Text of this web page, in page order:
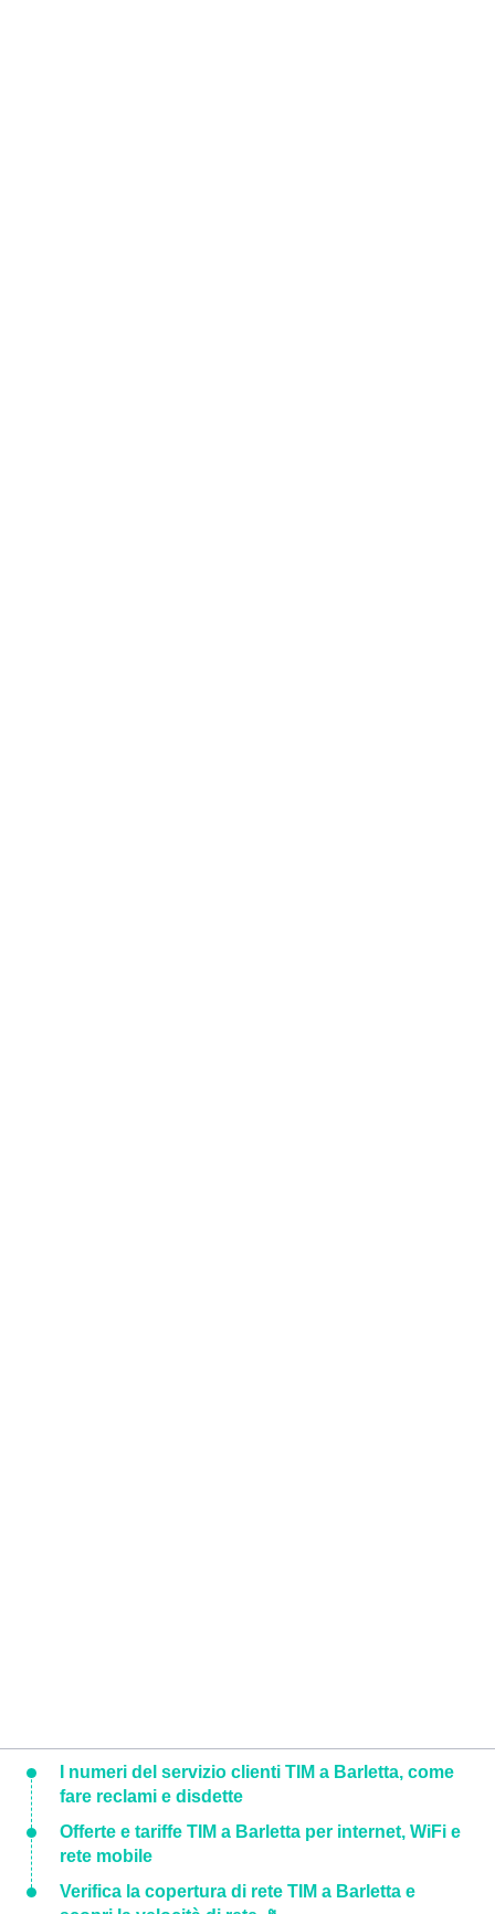
I numeri del servizio clienti TIM a Barletta, come
fare reclami e disdette
Offerte e tariffe TIM a Barletta per internet, WiFi e
rete mobile
Verifica la copertura di rete TIM a Barletta e